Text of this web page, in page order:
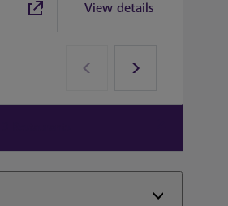
View details